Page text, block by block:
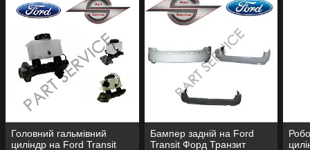
Головний гальмівний
циліндр на Ford Transit
Бампер задній на Ford
Transit Форд Транзит